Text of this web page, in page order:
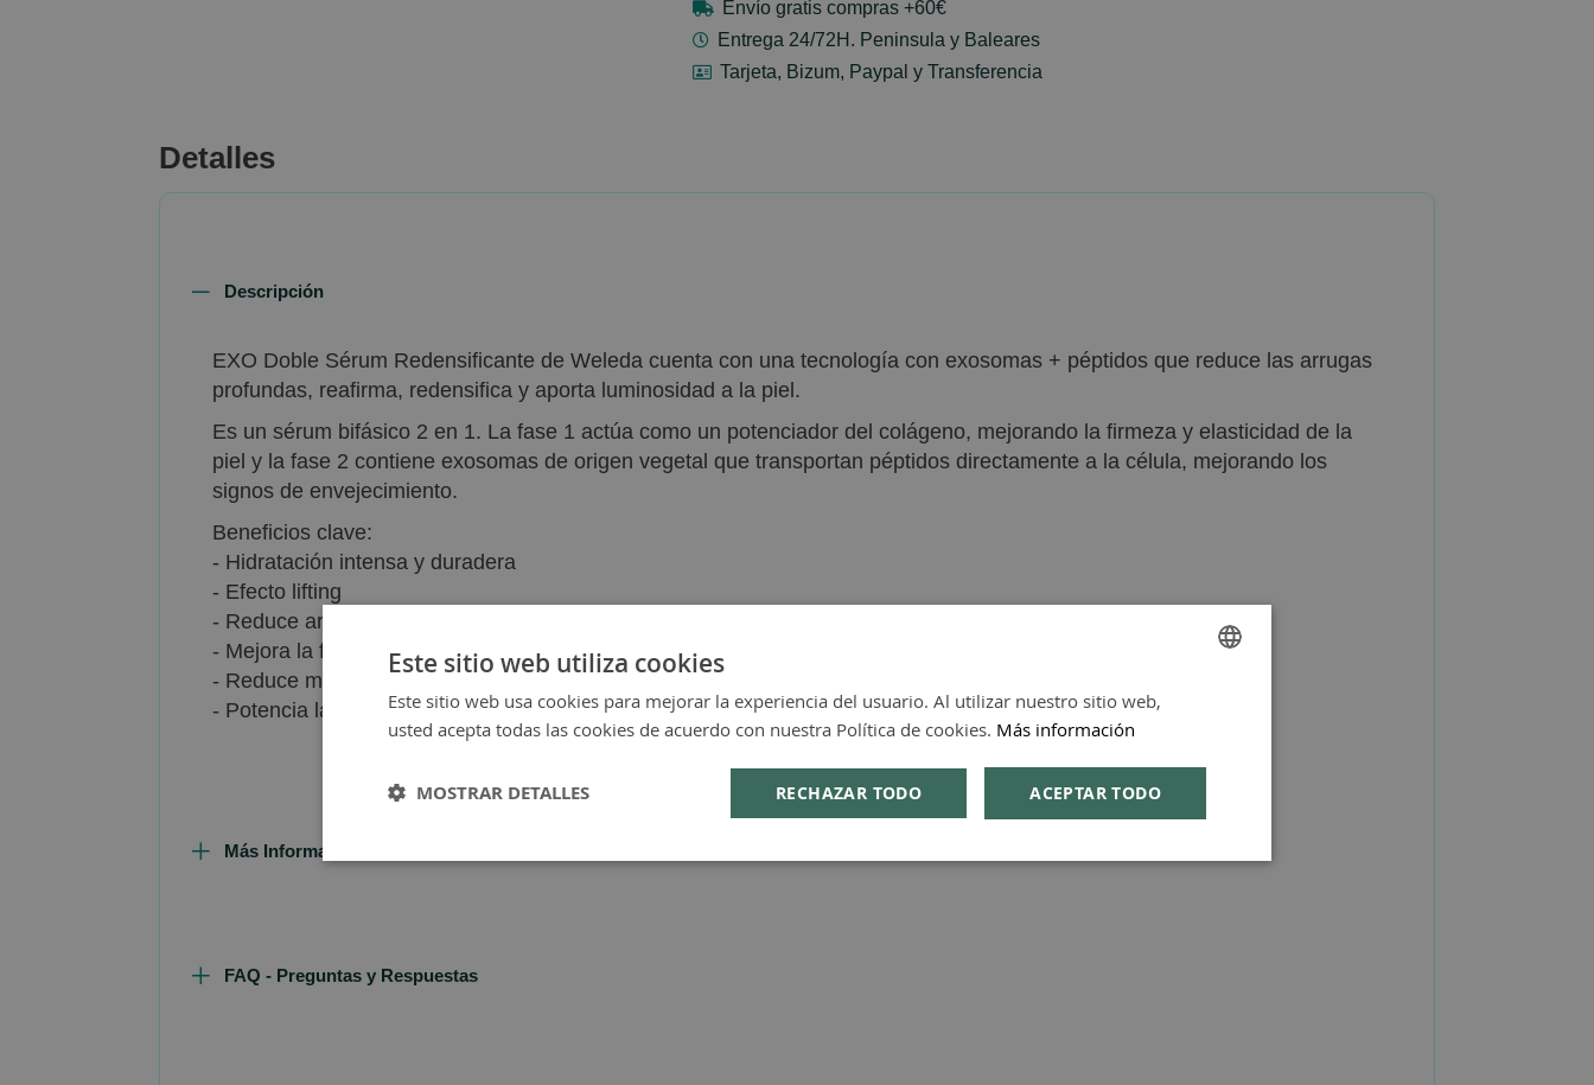
Envío gratis compras +60€
Entrega 24/72H. Peninsula y Baleares
Tarjeta, Bizum, Paypal y Transferencia
Detalles
Descripción
EXO Doble Sérum Redensificante de Weleda cuenta con una tecnología con exosomas + péptidos que reduce las arrugas
profundas, reafirma, redensifica y aporta luminosidad a la piel.
Es un sérum bifásico 2 en 1. La fase 1 actúa como un potenciador del colágeno, mejorando la firmeza y elasticidad de la
piel y la fase 2 contiene exosomas de origen vegetal que transportan péptidos directamente a la célula, mejorando los
signos de envejecimiento.
Beneficios clave:
- Hidratación intensa y duradera
- Efecto lifting
- Reduce arrugas
- Mejora la firmeza y elasticidad
- Reduce manchas y mejora la uniformidad del tono de la piel.
- Potencia la producción de colágeno.
Más Información
FAQ - Preguntas y Respuestas
Este sitio web utiliza cookies
Este sitio web usa cookies para mejorar la experiencia del usuario. Al utilizar nuestro sitio web,
usted acepta todas las cookies de acuerdo con nuestra Política de cookies. Más información
ACEPTAR TODO
RECHAZAR TODO
MOSTRAR DETALLES